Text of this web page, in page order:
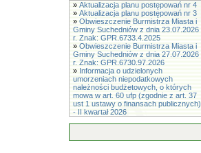
» Aktualizacja planu postępowań nr 4
» Aktualizacja planu postępowań nr 3
» Obwieszczenie Burmistrza Miasta i
Gminy Suchedniów z dnia 23.07.2026
r. Znak: GPR.6733.4.2025
» Obwieszczenie Burmistrza Miasta i
Gminy Suchedniów z dnia 27.07.2026
r. Znak: GPR.6730.97.2026
» Informacja o udzielonych
umorzeniach niepodatkowych
należności budżetowych, o których
mowa w art. 60 ufp (zgodnie z art. 37
ust 1 ustawy o finansach publicznych)
- II kwartał 2026